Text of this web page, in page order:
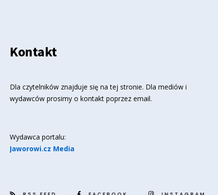
Kontakt
Dla czytelników znajduje się na tej stronie. Dla mediów i
wydawców prosimy o kontakt poprzez email.
Wydawca portalu:
Jaworowi.cz Media